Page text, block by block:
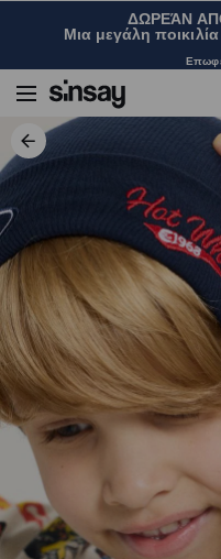
ΔΩΡΕΆΝ
Μια μεγάλη